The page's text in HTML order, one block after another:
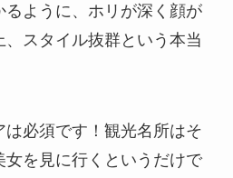
るように、ホリが深く顔が
スタイル抜群という本当
必須です！観光名所はそ
女を見に行くというだけで